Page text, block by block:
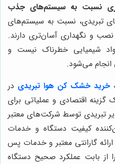
نسبت به سیستم‌های جذب
تبریدی، نسبت به سیستم‌های
و نگهداری آسان‌تری دارند.
شیمیایی خطرناک نیست و
انجام می‌شود.
خرید خشک کن هوا تبریدی در
گزینه اقتصادی و عملیاتی برای
تبریدی توسط شرکت‌های معتبر
کیفیت دستگاه و خدمات
ارائه گارانتی معتبر و خدمات پس
از بابت عملکرد صحیح دستگاه